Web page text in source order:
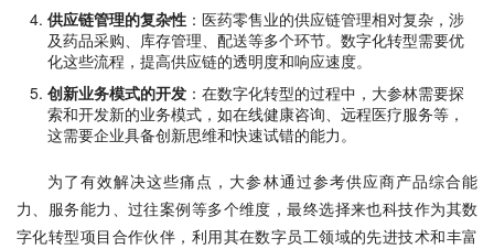
供应链管理的复杂性 ：医药零售业的供应链管理相对复杂，涉
及药品采购、库存管理、配送等多个环节。数字化转型需要优
化这些流程，提高供应链的透明度和响应速度。
创新业务模式的开发 ：在数字化转型的过程中，大参林需要探
索和开发新的业务模式，如在线健康咨询、远程医疗服务等，
这需要企业具备创新思维和快速试错的能力。
为了有效解决这些痛点，大参林通过参考供应商产品综合能
力、服务能力、过往案例等多个维度，最终选择来也科技作为其数
字化转型项目合作伙伴，利用其在数字员工领域的先进技术和丰富